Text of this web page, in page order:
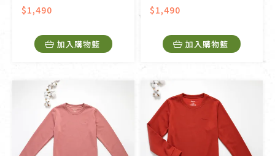
$1,490
加入購物籃
$1,490
加入購物籃